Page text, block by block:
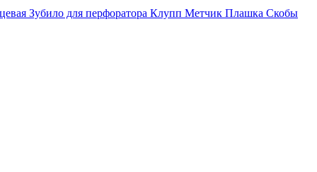
Зубило для перфоратора Клупп Метчик Плашка Скобы